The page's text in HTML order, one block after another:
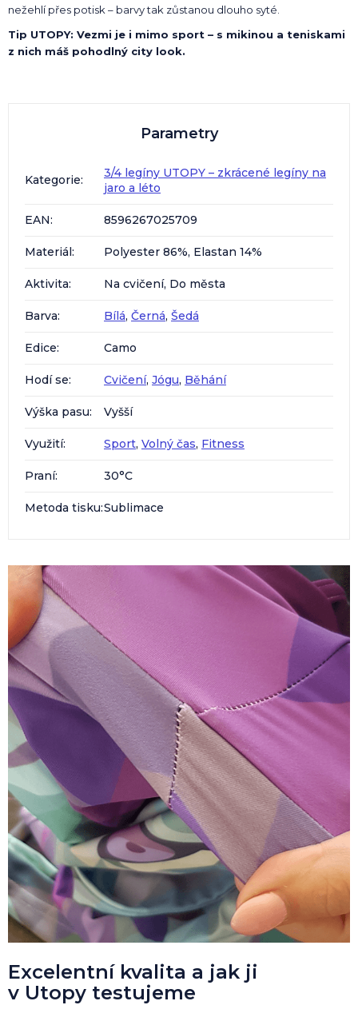
nežehlí přes potisk – barvy tak zůstanou dlouho syté.
Tip UTOPY: Vezmi je i mimo sport – s mikinou a teniskami
z nich máš pohodlný city look.
Parametry
Kategorie:
3/4 legíny UTOPY – zkrácené legíny na
jaro a léto
EAN: 8596267025709
Materiál: Polyester 86%, Elastan 14%
Aktivita: Na cvičení, Do města
Barva: Bílá, Černá, Šedá
Edice: Camo
Hodí se: Cvičení, Jógu, Běhání
Výška pasu: Vyšší
Využití: Sport, Volný čas, Fitness
Praní: 30°C
Metoda tisku:Sublimace
Excelentní kvalita a jak ji
v Utopy testujeme